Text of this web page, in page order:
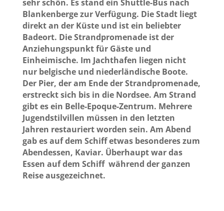
sehr schön. Es stand ein Shuttle-Bus nach
Blankenberge zur Verfügung. Die Stadt liegt
direkt an der Küste und ist ein beliebter
Badeort. Die Strandpromenade ist der
Anziehungspunkt für Gäste und
Einheimische. Im Jachthafen liegen nicht
nur belgische und niederländische Boote.
Der Pier, der am Ende der Strandpromenade,
erstreckt sich bis in die Nordsee. Am Strand
gibt es ein Belle-Epoque-Zentrum. Mehrere
Jugendstilvillen müssen in den letzten
Jahren restauriert worden sein. Am Abend
gab es auf dem Schiff etwas besonderes zum
Abendessen, Kaviar. Überhaupt war das
Essen auf dem Schiff während der ganzen
Reise ausgezeichnet.